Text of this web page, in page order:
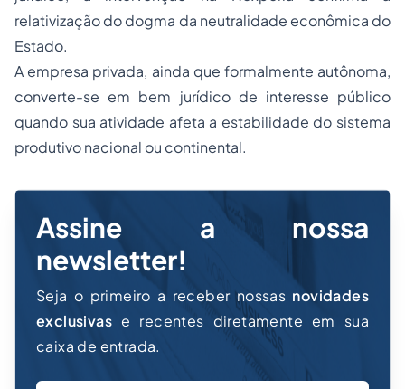
relativização do dogma da neutralidade econômica do
Estado.
A empresa privada, ainda que formalmente autônoma,
converte-se em bem jurídico de interesse público
quando sua atividade afeta a estabilidade do sistema
produtivo nacional ou continental.
Assine a nossa
newsletter!
Seja o primeiro a receber nossas novidades
exclusivas e recentes diretamente em sua
caixa de entrada.